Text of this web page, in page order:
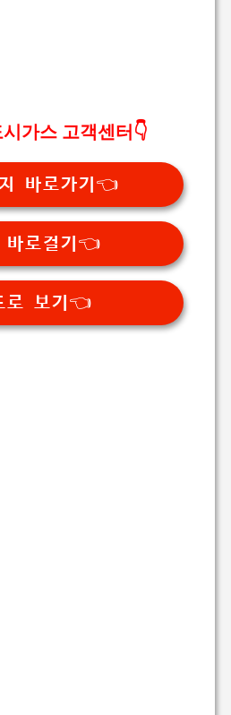
가스 고객센터👇
바로가기👈
바로걸기👈
로 보기👈